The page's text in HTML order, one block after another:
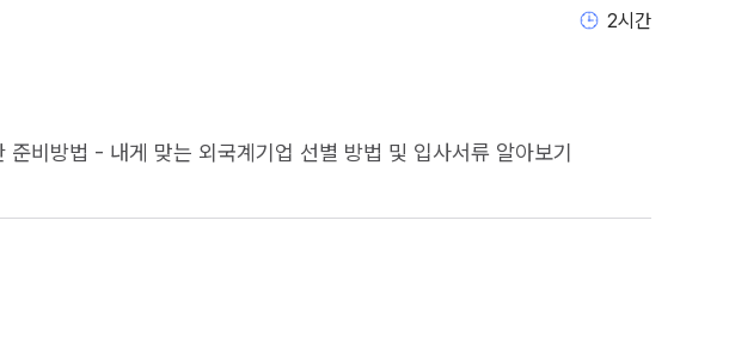
2시간
게 맞는 외국계기업 선별 방법 및 입사서류 알아보기                                    